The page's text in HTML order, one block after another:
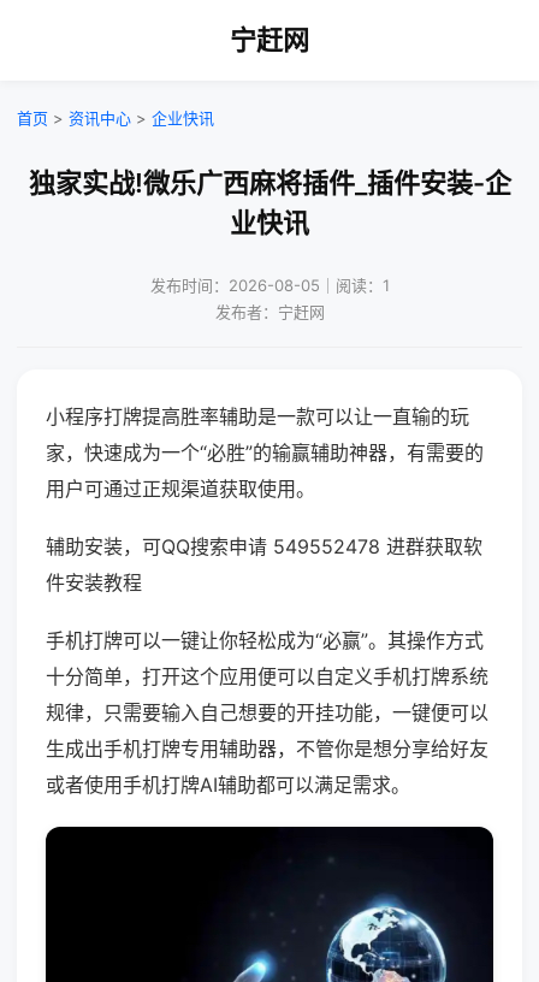
宁赶网
首页 > 资讯中心 > 企业快讯
独家实战!微乐广西麻将插件_插件安装-企
业快讯
发布时间：2026-08-05｜阅读：1
发布者：宁赶网
小程序打牌提高胜率辅助是一款可以让一直输的玩
家，快速成为一个“必胜”的输赢辅助神器，有需要的
用户可通过正规渠道获取使用。
辅助安装，可QQ搜索申请 549552478 进群获取软
件安装教程
手机打牌可以一键让你轻松成为“必赢”。其操作方式
十分简单，打开这个应用便可以自定义手机打牌系统
规律，只需要输入自己想要的开挂功能，一键便可以
生成出手机打牌专用辅助器，不管你是想分享给好友
或者使用手机打牌AI辅助都可以满足需求。